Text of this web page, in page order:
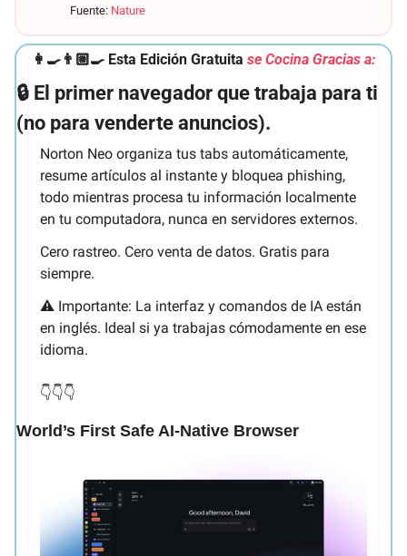
Fuente: Nature
👩‍🍳 👨🏼‍🍳 Esta Edición Gratuita se Cocina Gracias a:
🔒 El primer navegador que trabaja para ti
(no para venderte anuncios).
Norton Neo organiza tus tabs automáticamente,
resume artículos al instante y bloquea phishing,
todo mientras procesa tu información localmente
en tu computadora, nunca en servidores externos.
Cero rastreo. Cero venta de datos. Gratis para
siempre.
⚠️ Importante: La interfaz y comandos de IA están
en inglés. Ideal si ya trabajas cómodamente en ese
idioma.
👇👇👇
World’s First Safe AI-Native Browser